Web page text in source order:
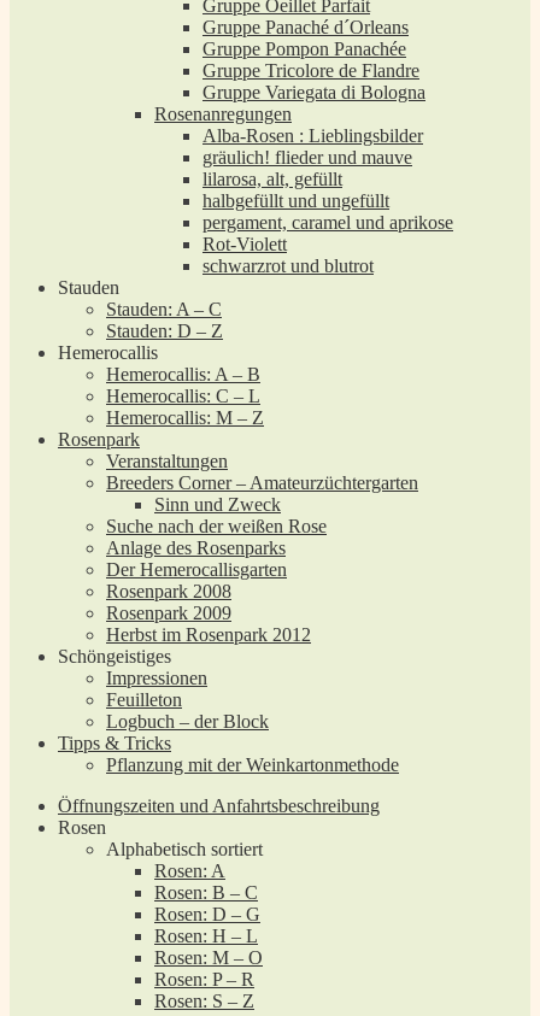
Gruppe Oeillet Parfait
Gruppe Panaché d´Orleans
Gruppe Pompon Panachée
Gruppe Tricolore de Flandre
Gruppe Variegata di Bologna
Rosenanregungen
Alba-Rosen : Lieblingsbilder
gräulich! flieder und mauve
lilarosa, alt, gefüllt
halbgefüllt und ungefüllt
pergament, caramel und aprikose
Rot-Violett
schwarzrot und blutrot
Stauden
Stauden: A – C
Stauden: D – Z
Hemerocallis
Hemerocallis: A – B
Hemerocallis: C – L
Hemerocallis: M – Z
Rosenpark
Veranstaltungen
Breeders Corner – Amateurzüchtergarten
Sinn und Zweck
Suche nach der weißen Rose
Anlage des Rosenparks
Der Hemerocallisgarten
Rosenpark 2008
Rosenpark 2009
Herbst im Rosenpark 2012
Schöngeistiges
Impressionen
Feuilleton
Logbuch – der Block
Tipps & Tricks
Pflanzung mit der Weinkartonmethode
Öffnungszeiten und Anfahrtsbeschreibung
Rosen
Alphabetisch sortiert
Rosen: A
Rosen: B – C
Rosen: D – G
Rosen: H – L
Rosen: M – O
Rosen: P – R
Rosen: S – Z